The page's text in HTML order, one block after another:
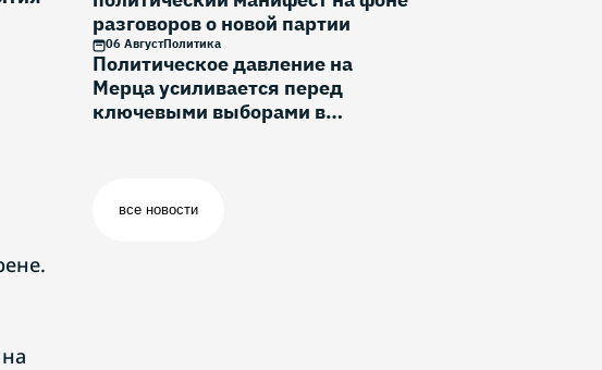
разговоров о новой партии
06 АвгустПолитика
Политическое давление на
Мерца усиливается перед
ключевыми выборами в
все новости